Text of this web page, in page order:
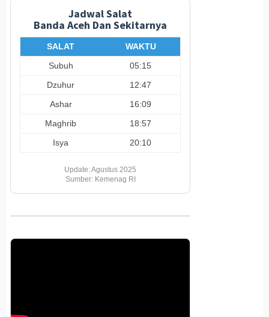
Jadwal Salat
Banda Aceh Dan Sekitarnya
SALAT
WAKTU
Subuh
05:15
Dzuhur
12:47
Ashar
16:09
Maghrib
18:57
Isya
20:10
Update: Agustus 2025
Sumber: Kemenag RI